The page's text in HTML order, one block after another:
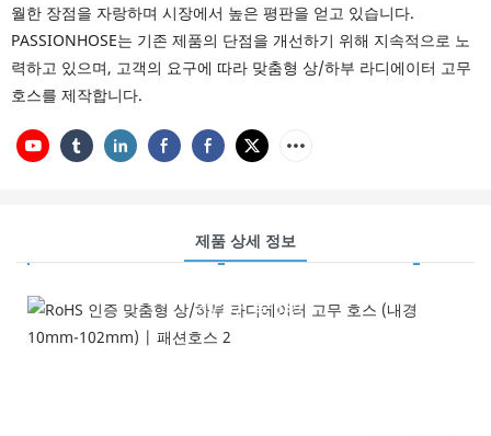
월한 장점을 자랑하며 시장에서 높은 평판을 얻고 있습니다.
PASSIONHOSE는 기존 제품의 단점을 개선하기 위해 지속적으로 노
력하고 있으며, 고객의 요구에 따라 맞춤형 상/하부 라디에이터 고무
호스를 제작합니다.
제품 상세 정보
제품 특징
---EPDM 고무를 선택하는 이유는 무엇일까요?---